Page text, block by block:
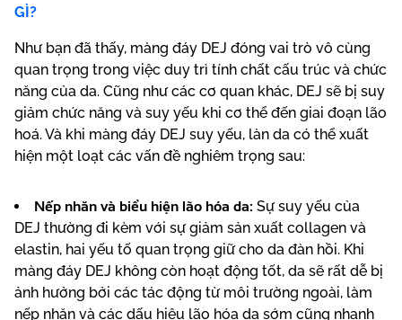
GÌ?
Như bạn đã thấy, màng đáy DEJ đóng vai trò vô cùng
quan trọng trong việc duy trì tính chất cấu trúc và chức
năng của da. Cũng như các cơ quan khác, DEJ sẽ bị suy
giảm chức năng và suy yếu khi cơ thể đến giai đoạn lão
hoá. Và khi màng đáy DEJ suy yếu, làn da có thể xuất
hiện một loạt các vấn đề nghiêm trọng sau:
Nếp nhăn và biểu hiện lão hóa da: Sự suy yếu của
DEJ thường đi kèm với sự giảm sản xuất collagen và
elastin, hai yếu tố quan trọng giữ cho da đàn hồi. Khi
màng đáy DEJ không còn hoạt động tốt, da sẽ rất dễ bị
ảnh hưởng bởi các tác động từ môi trường ngoài, làm
nếp nhăn và các dấu hiệu lão hóa da sớm cũng nhanh